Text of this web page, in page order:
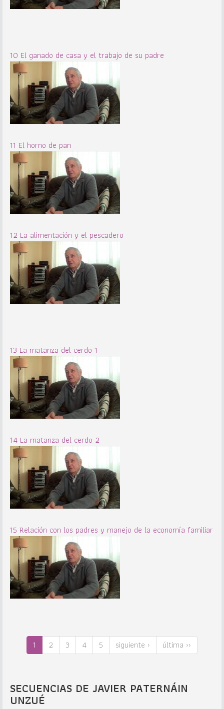
10 El ganado de casa y el trabajo de su padre
11 El horno de pan
12 La alimentación y el pescadero
13 La matanza del cerdo 1
14 La matanza del cerdo 2
15 Relación con los padres y manejo de la economía familiar
1 2 3 4 5 siguiente › última ››
SECUENCIAS DE JAVIER PATERNÁIN
UNZUÉ